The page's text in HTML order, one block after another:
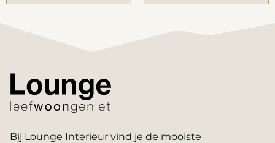
Bij Lounge Interieur vind je de mooiste